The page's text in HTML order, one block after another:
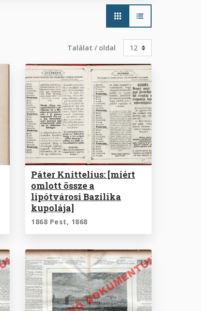
Main
navigation
Találat / oldal
Páter Knittelius: [miért
omlott össze a
lipótvárosi Bazilika
kupolája]
1868 Pest, 1868